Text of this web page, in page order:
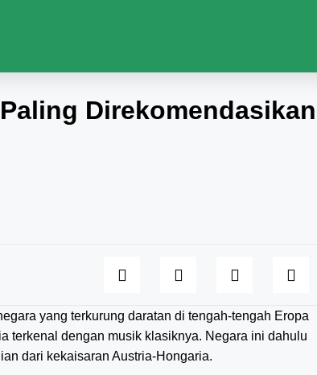
Direkomendasikan
yang terkurung daratan di tengah-tengah Eropa
terkenal dengan musik klasiknya. Negara ini dahulu
dari kekaisaran Austria-Hongaria.